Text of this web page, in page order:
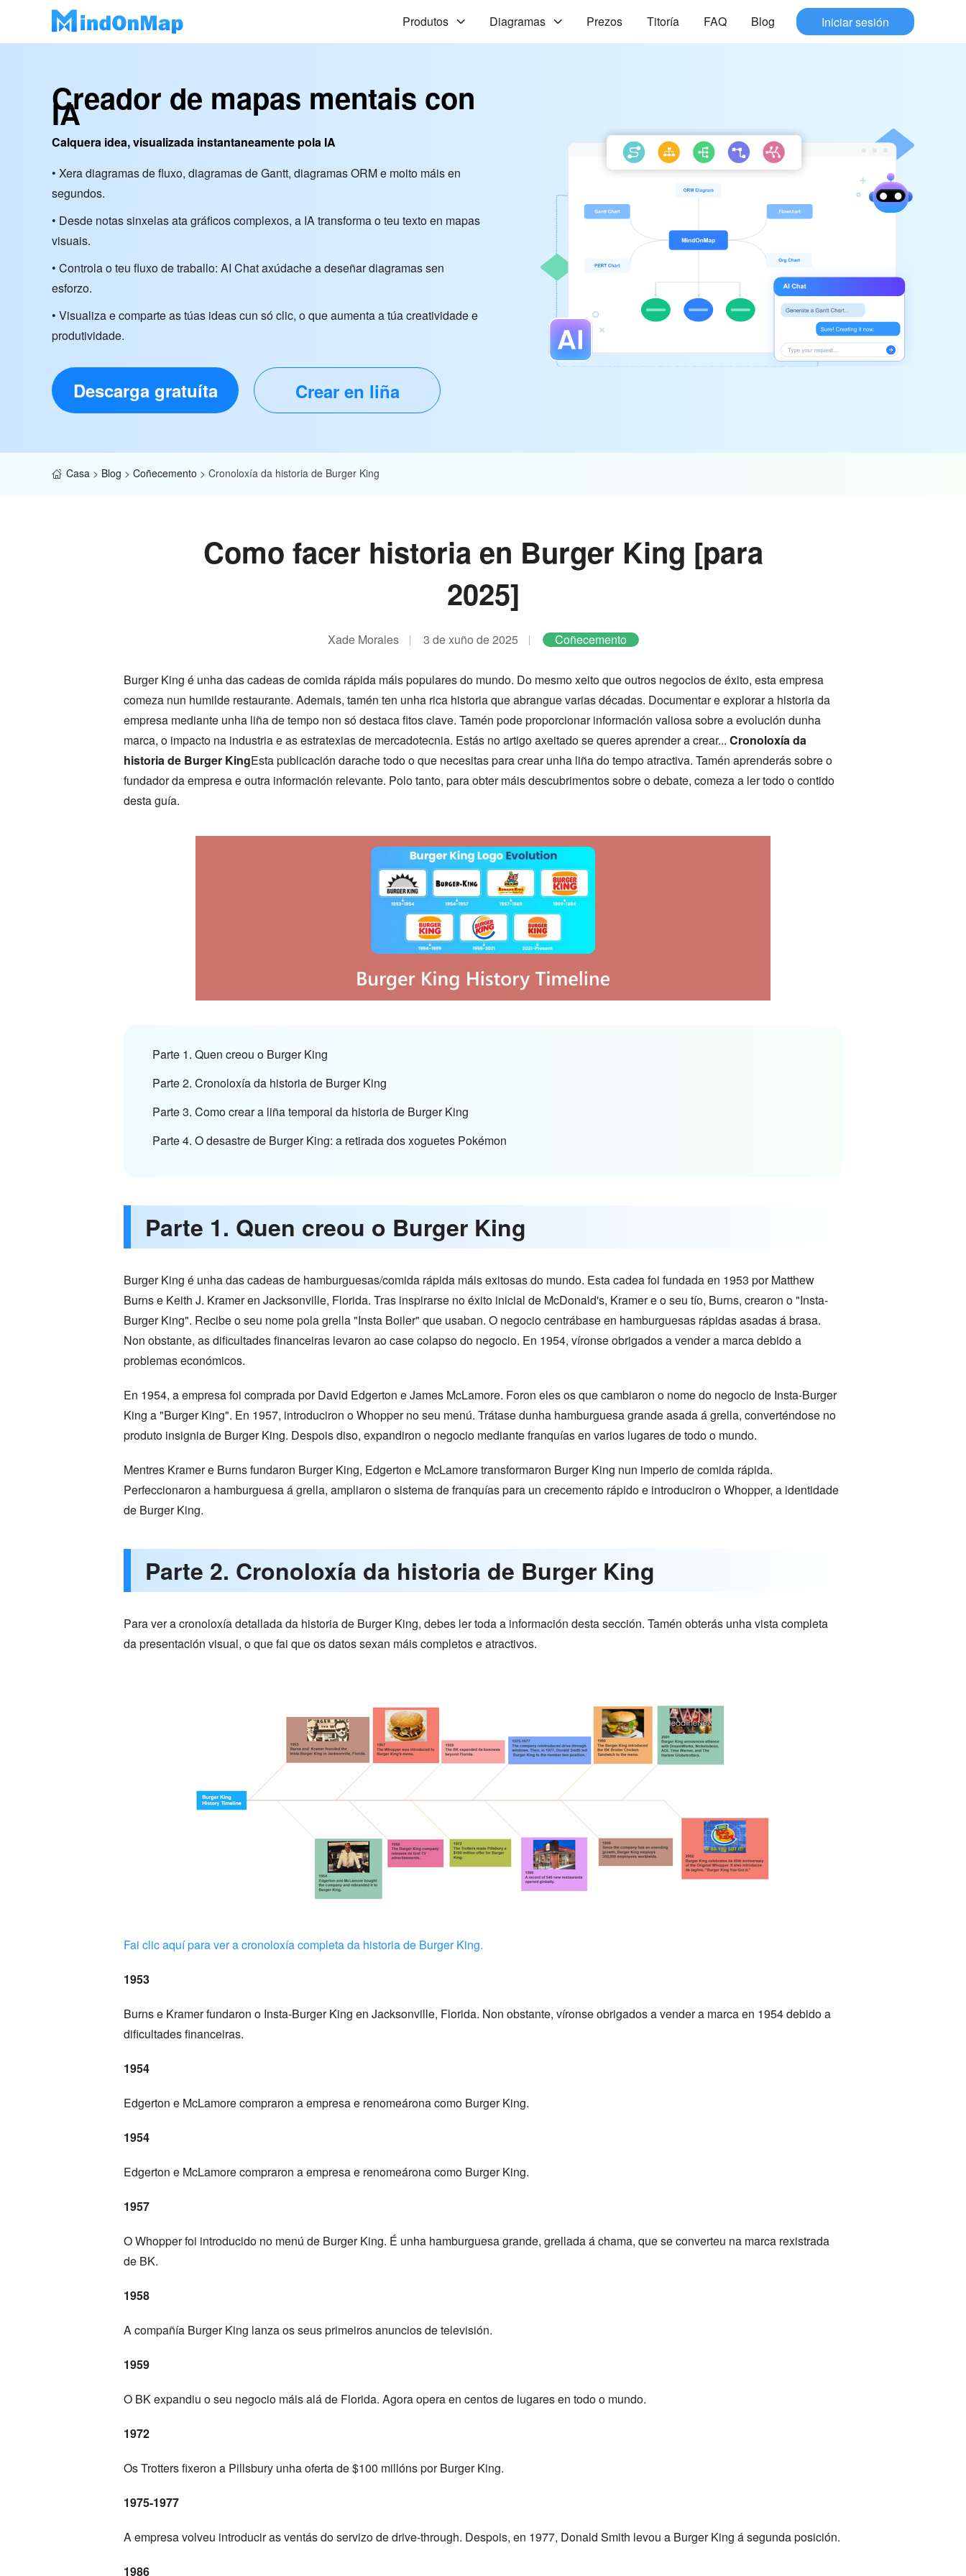
Produtos Diagramas Prezos Titoría FAQ Blog Iniciar sesión
Creador de mapas mentais con
IA
Calquera idea, visualizada instantaneamente pola IA
• Xera diagramas de fluxo, diagramas de Gantt, diagramas ORM e moito máis en
segundos.
• Desde notas sinxelas ata gráficos complexos, a IA transforma o teu texto en mapas
visuais.
• Controla o teu fluxo de traballo: AI Chat axúdache a deseñar diagramas sen
esforzo.
• Visualiza e comparte as túas ideas cun só clic, o que aumenta a túa creatividade e
produtividade.
Descarga gratuíta Crear en liña
Casa > Blog > Coñecemento > Cronoloxía da historia de Burger King
Como facer historia en Burger King [para
2025]
Xade Morales 3 de xuño de 2025 Coñecemento
Burger King é unha das cadeas de comida rápida máis populares do mundo. Do mesmo xeito que outros negocios de éxito, esta empresa
comeza nun humilde restaurante. Ademais, tamén ten unha rica historia que abrangue varias décadas. Documentar e explorar a historia da
empresa mediante unha liña de tempo non só destaca fitos clave. Tamén pode proporcionar información valiosa sobre a evolución dunha
marca, o impacto na industria e as estratexias de mercadotecnia. Estás no artigo axeitado se queres aprender a crear... Cronoloxía da
historia de Burger KingEsta publicación darache todo o que necesitas para crear unha liña do tempo atractiva. Tamén aprenderás sobre o
fundador da empresa e outra información relevante. Polo tanto, para obter máis descubrimentos sobre o debate, comeza a ler todo o contido
desta guía.
Parte 1. Quen creou o Burger King
Parte 2. Cronoloxía da historia de Burger King
Parte 3. Como crear a liña temporal da historia de Burger King
Parte 4. O desastre de Burger King: a retirada dos xoguetes Pokémon
Parte 1. Quen creou o Burger King
Burger King é unha das cadeas de hamburguesas/comida rápida máis exitosas do mundo. Esta cadea foi fundada en 1953 por Matthew
Burns e Keith J. Kramer en Jacksonville, Florida. Tras inspirarse no éxito inicial de McDonald's, Kramer e o seu tío, Burns, crearon o "Insta-
Burger King". Recibe o seu nome pola grella "Insta Boiler" que usaban. O negocio centrábase en hamburguesas rápidas asadas á brasa.
Non obstante, as dificultades financeiras levaron ao case colapso do negocio. En 1954, víronse obrigados a vender a marca debido a
problemas económicos.
En 1954, a empresa foi comprada por David Edgerton e James McLamore. Foron eles os que cambiaron o nome do negocio de Insta-Burger
King a "Burger King". En 1957, introduciron o Whopper no seu menú. Trátase dunha hamburguesa grande asada á grella, converténdose no
produto insignia de Burger King. Despois diso, expandiron o negocio mediante franquías en varios lugares de todo o mundo.
Mentres Kramer e Burns fundaron Burger King, Edgerton e McLamore transformaron Burger King nun imperio de comida rápida.
Perfeccionaron a hamburguesa á grella, ampliaron o sistema de franquías para un crecemento rápido e introduciron o Whopper, a identidade
de Burger King.
Parte 2. Cronoloxía da historia de Burger King
Para ver a cronoloxía detallada da historia de Burger King, debes ler toda a información desta sección. Tamén obterás unha vista completa
da presentación visual, o que fai que os datos sexan máis completos e atractivos.
Fai clic aquí para ver a cronoloxía completa da historia de Burger King.
1953
Burns e Kramer fundaron o Insta-Burger King en Jacksonville, Florida. Non obstante, víronse obrigados a vender a marca en 1954 debido a
dificultades financeiras.
1954
Edgerton e McLamore compraron a empresa e renomeárona como Burger King.
1954
Edgerton e McLamore compraron a empresa e renomeárona como Burger King.
1957
O Whopper foi introducido no menú de Burger King. É unha hamburguesa grande, grellada á chama, que se converteu na marca rexistrada
de BK.
1958
A compañía Burger King lanza os seus primeiros anuncios de televisión.
1959
O BK expandiu o seu negocio máis alá de Florida. Agora opera en centos de lugares en todo o mundo.
1972
Os Trotters fixeron a Pillsbury unha oferta de $100 millóns por Burger King.
1975-1977
A empresa volveu introducir as ventás do servizo de drive-through. Despois, en 1977, Donald Smith levou a Burger King á segunda posición.
1986